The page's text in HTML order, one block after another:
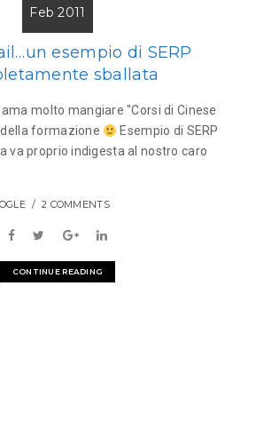
Feb 2011
esempio di SERP
sballata
molto mangiare "Corsi di Cinese
formazione
Esempio di SERP
va proprio indigesta al nostro caro
2 COMMENTS
CONTINUE READING